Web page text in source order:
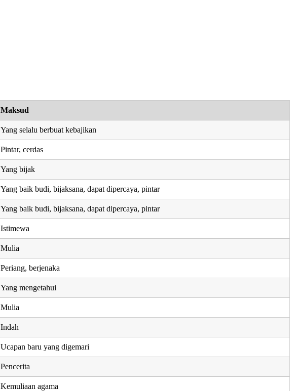
Maksud
Yang selalu berbuat kebajikan
Pintar, cerdas
Yang bijak
Yang baik budi, bijaksana, dapat dipercaya, pintar
Yang baik budi, bijaksana, dapat dipercaya, pintar
Istimewa
Mulia
Periang, berjenaka
Yang mengetahui
Mulia
Indah
Ucapan baru yang digemari
Pencerita
Kemuliaan agama